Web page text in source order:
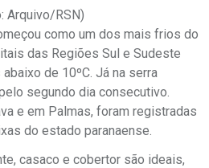
Arquivo/RSN)
como um dos mais frios do
das Regiões Sul e Sudeste
de 10ºC. Já na serra
segundo dia consecutivo.
e em Palmas, foram registradas
do estado paranaense.
casaco e cobertor são ideais,